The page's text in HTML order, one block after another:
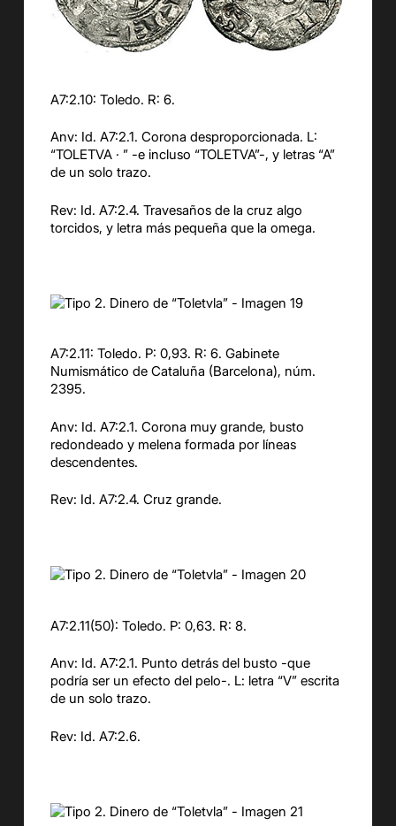
A7:2.10: Toledo. R: 6.
Anv: Id. A7:2.1. Corona desproporcionada. L:
“TOLETVA · ” -e incluso “TOLETVA”-, y letras “A”
de un solo trazo.
Rev: Id. A7:2.4. Travesaños de la cruz algo
torcidos, y letra más pequeña que la omega.
A7:2.11: Toledo. P: 0,93. R: 6. Gabinete
Numismático de Cataluña (Barcelona), núm.
2395.
Anv: Id. A7:2.1. Corona muy grande, busto
redondeado y melena formada por líneas
descendentes.
Rev: Id. A7:2.4. Cruz grande.
A7:2.11(50): Toledo. P: 0,63. R: 8.
Anv: Id. A7:2.1. Punto detrás del busto -que
podría ser un efecto del pelo-. L: letra “V” escrita
de un solo trazo.
Rev: Id. A7:2.6.